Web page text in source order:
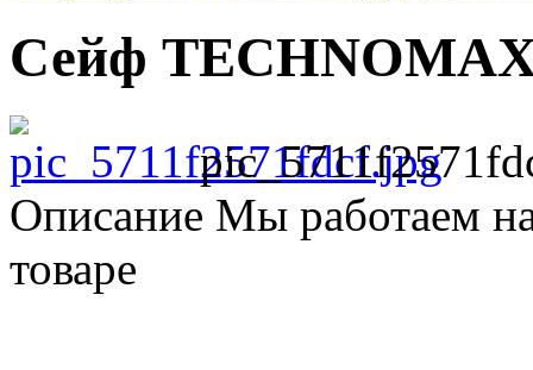
Сейф
Описание Мы работаем
товаре